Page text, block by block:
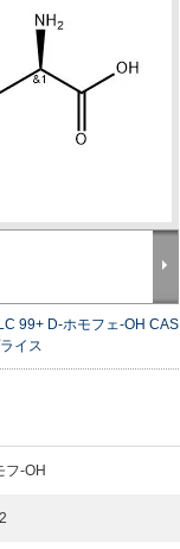
99+ D-ホモフェ-OH CAS
イス
フ-OH